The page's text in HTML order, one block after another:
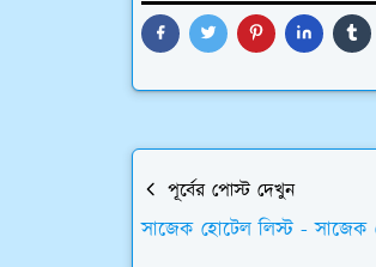
পূর্বের পোস্ট দেখুন
সাজেক হোটেল লিস্ট - সাজেক